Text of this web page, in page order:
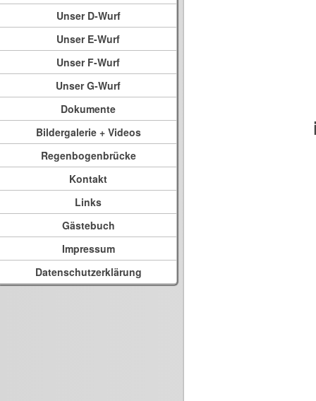
Unser D-Wurf
Unser E-Wurf
Unser F-Wurf
Unser G-Wurf
Dokumente
Bildergalerie + Videos
Regenbogenbrücke
Kontakt
Links
Gästebuch
Impressum
Datenschutzerklärung